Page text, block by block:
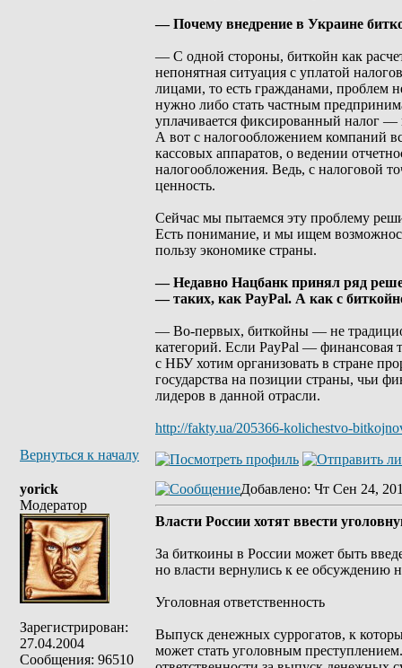
— Почему внедрение в Украине
— С одной стороны, биткойн как
непонятная ситуация с уплатой
лицами, то есть гражданами, проблем
нужно либо стать частным
уплачивается фиксированный налог —
А вот с налогообложением компаний
кассовых аппаратов, о ведении
налогообложения. Ведь, с налоговой
ценность.
Сейчас мы пытаемся эту проблему
Есть понимание, и мы ищем
пользу экономике страны.
— Недавно Нацбанк принял ряд
— таких, как PayPal. А как с
— Во-первых, биткойны — не
категорий. Если PayPal — финансовая
с НБУ хотим организовать в стране
государства на позиции страны, чьи
лидеров в данной отрасли.
http://fakty.ua/205366-kolichestvo-
Вернуться к началу
yorick
Модератор
Зарегистрирован:
27.04.2004
Сообщения: 96510
Добавлено: Чт Сен 24,
Власти России хотят ввести
За биткоины в России может быть
но власти вернулись к ее обсуждению
Уголовная ответственность
Выпуск денежных суррогатов, к
может стать уголовным